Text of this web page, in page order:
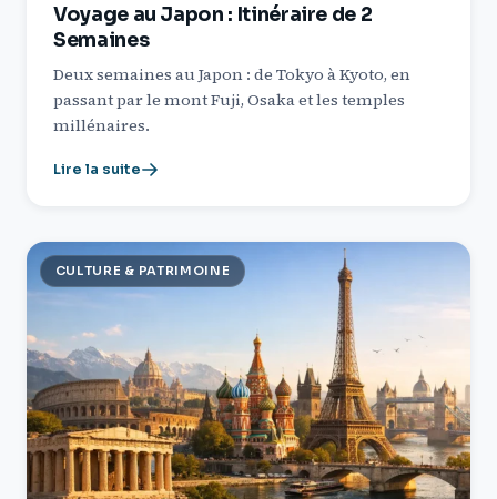
Voyage au Japon : Itinéraire de 2
Semaines
Deux semaines au Japon : de Tokyo à Kyoto, en
passant par le mont Fuji, Osaka et les temples
millénaires.
Lire la suite
CULTURE & PATRIMOINE